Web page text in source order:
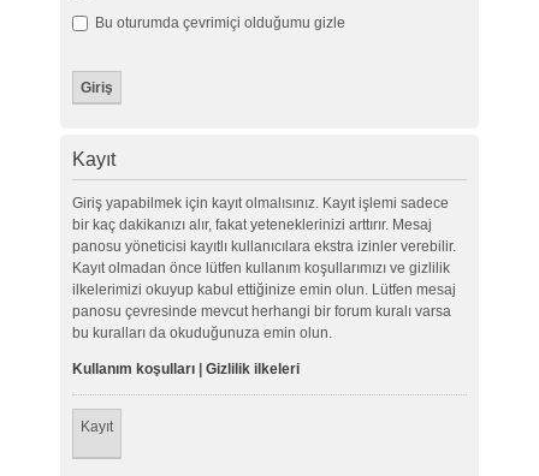
Bu oturumda çevrimiçi olduğumu gizle
Kayıt
Giriş yapabilmek için kayıt olmalısınız. Kayıt işlemi sadece
bir kaç dakikanızı alır, fakat yeteneklerinizi arttırır. Mesaj
panosu yöneticisi kayıtlı kullanıcılara ekstra izinler verebilir.
Kayıt olmadan önce lütfen kullanım koşullarımızı ve gizlilik
ilkelerimizi okuyup kabul ettiğinize emin olun. Lütfen mesaj
panosu çevresinde mevcut herhangi bir forum kuralı varsa
bu kuralları da okuduğunuza emin olun.
Kullanım koşulları| Gizlilik ilkeleri
Kayıt